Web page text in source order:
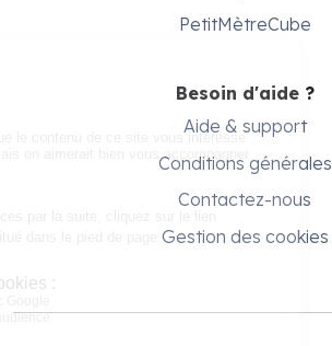
PetitMètreCube
Besoin d'aide ?
Aide & support
Conditions générales
Contactez-nous
Gestion des cookies